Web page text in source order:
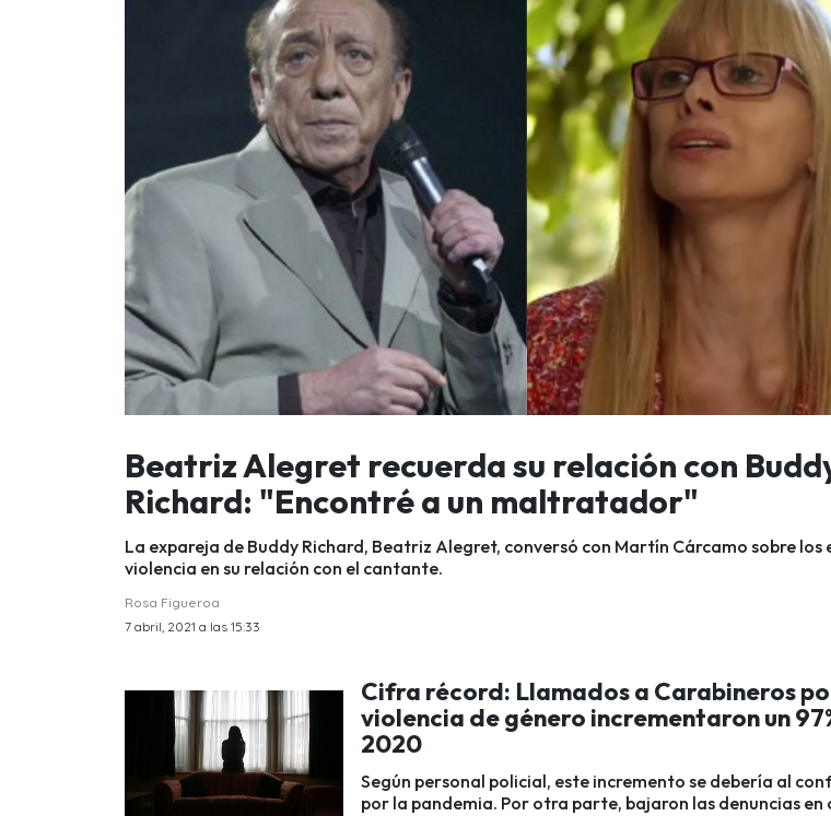
Beatriz Alegret recuerda su relación con
Richard: "Encontré a un maltratador"
La expareja de Buddy Richard, Beatriz Alegret, conversó con Martín Cárcamo sobre los
violencia en su relación con el cantante.
Rosa Figueroa
7 abril, 2021 a las 15:33
Cifra récord: Llamados a Carabineros
violencia de género incrementaron un
2020
Según personal policial, este incremento se debería al
por la pandemia. Por otra parte, bajaron las denuncias en